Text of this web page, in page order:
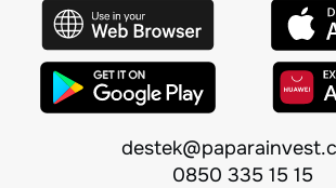
0850 335 15 15